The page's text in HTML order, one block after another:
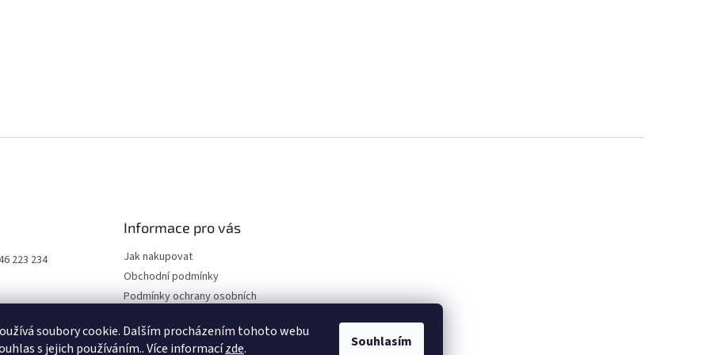
soubory cookie. Dalším procházením tohoto webu
s jejich používáním.. Více informacízde. Souhlasím
223 234
Informace pro vás
Jak nakupovat
Obchodní podmínky
Podmínky ochrany osobních
Kontakty